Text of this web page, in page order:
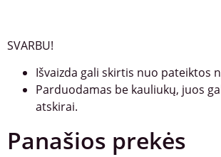
SVARBU!
Išvaizda gali skirtis nuo pateiktos
Parduodamas be kauliukų, juos
atskirai.
Panašios prekės